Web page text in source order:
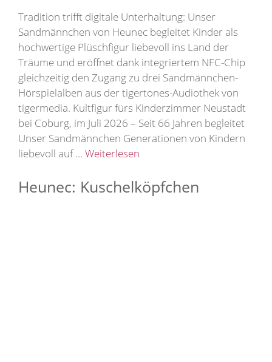
Tradition trifft digitale Unterhaltung: Unser
Sandmännchen von Heunec begleitet Kinder als
hochwertige Plüschfigur liebevoll ins Land der
Träume und eröffnet dank integriertem NFC-Chip
gleichzeitig den Zugang zu drei Sandmännchen-
Hörspielalben aus der tigertones-Audiothek von
tigermedia. Kultfigur fürs Kinderzimmer Neustadt
bei Coburg, im Juli 2026 – Seit 66 Jahren begleitet
Unser Sandmännchen Generationen von Kindern
liebevoll auf … Weiterlesen
Heunec: Kuschelköpfchen